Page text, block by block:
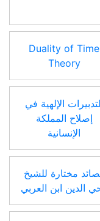
Duality of Time
Theory
الإلهية في
إصلاح المملكة
الإنسانية
مختارة للشيخ
الدين ابن العربي